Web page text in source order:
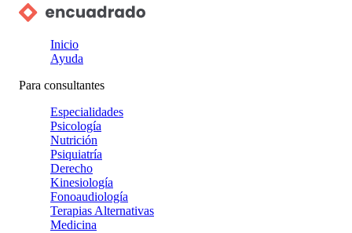
Inicio
Ayuda
Para consultantes
Especialidades
Psicología
Nutrición
Psiquiatría
Derecho
Kinesiología
Fonoaudiología
Terapias Alternativas
Medicina